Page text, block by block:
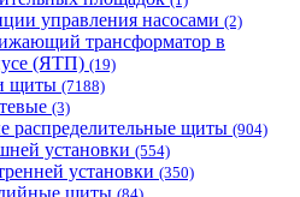
управления насосами (2)
трансформатор в
(ЯТП) (19)
щиты (7188)
(3)
распределительные щиты (904)
установки (554)
установки (350)
щиты